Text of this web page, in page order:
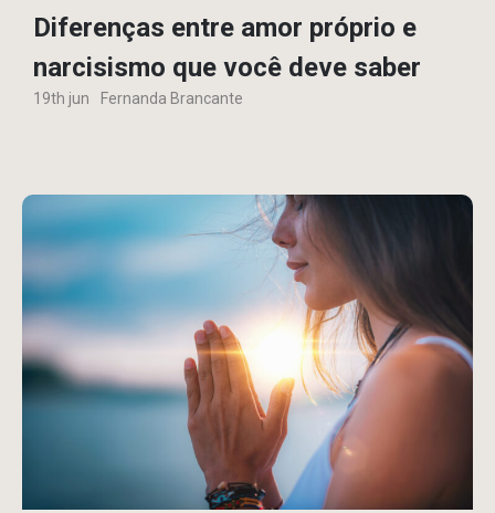
Diferenças entre amor próprio e
narcisismo que você deve saber
19th jun Fernanda Brancante